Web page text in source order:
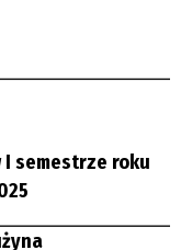
semestrze roku